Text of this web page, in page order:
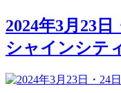
2024年3月23日
シャインシテ